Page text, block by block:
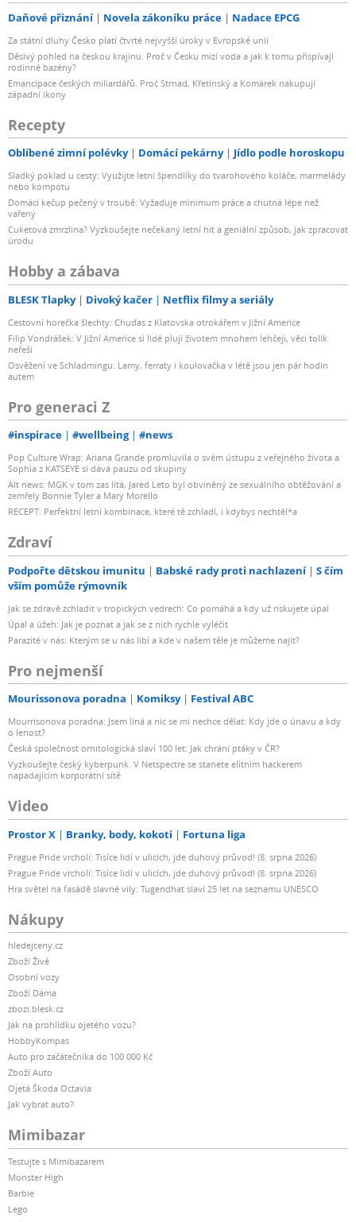
Daňové přiznání Novela zákoníku práce Nadace EPCG
Za státní dluhy Česko platí čtvrté nejvyšší úroky v Evropské unii
Děsivý pohled na českou krajinu. Proč v Česku mizí voda a jak k tomu přispívají
rodinné bazény?
Emancipace českých miliardářů. Proč Strnad, Křetínský a Komárek nakupují
západní ikony
Recepty
Oblíbené zimní polévky Domácí pekárny Jídlo podle horoskopu
Sladký poklad u cesty: Využijte letní špendlíky do tvarohového koláče, marmelády
nebo kompotu
Domácí kečup pečený v troubě: Vyžaduje minimum práce a chutná lépe než
vařený
Cuketová zmrzlina? Vyzkoušejte nečekaný letní hit a geniální způsob, jak zpracovat
úrodu
Hobby a zábava
BLESK Tlapky Divoký kačer Netflix filmy a seriály
Cestovní horečka šlechty: Chuďas z Klatovska otrokářem v Jižní Americe
Filip Vondrášek: V Jižní Americe si lidé plují životem mnohem lehčeji, věci tolik
neřeší
Osvěžení ve Schladmingu: Lamy, ferraty i koulovačka v létě jsou jen pár hodin
autem
Pro generaci Z
#inspirace #wellbeing #news
Pop Culture Wrap: Ariana Grande promluvila o svém ústupu z veřejného života a
Sophia z KATSEYE si dává pauzu od skupiny
Alt news: MGK v tom zas lítá, Jared Leto byl obviněný ze sexuálního obtěžování a
zemřely Bonnie Tyler a Mary Morello
RECEPT: Perfektní letní kombinace, které tě zchladí, i kdybys nechtěl*a
Zdraví
Podpořte dětskou imunitu Babské rady proti nachlazení
S čím
vším pomůže rýmovník
Jak se zdravě zchladit v tropických vedrech: Co pomáhá a kdy už riskujete úpal
Úpal a úžeh: Jak je poznat a jak se z nich rychle vyléčit
Parazité v nás: Kterým se u nás líbí a kde v našem těle je můžeme najít?
Pro nejmenší
Mourissonova poradna Komiksy Festival ABC
Mourrisonova poradna: Jsem líná a nic se mi nechce dělat: Kdy jde o únavu a kdy
o lenost?
Česká společnost ornitologická slaví 100 let: Jak chrání ptáky v ČR?
Vyzkoušejte český kyberpunk. V Netspectre se stanete elitním hackerem
napadajícím korporátní sítě
Video
Prostor X Branky, body, kokoti Fortuna liga
Prague Pride vrcholí: Tisíce lidí v ulicích, jde duhový průvod! (8. srpna 2026)
Prague Pride vrcholí: Tisíce lidí v ulicích, jde duhový průvod! (8. srpna 2026)
Hra světel na fasádě slavné vily: Tugendhat slaví 25 let na seznamu UNESCO
Nákupy
hledejceny.cz
Zboží Živě
Osobní vozy
Zboží Dáma
zbozi.blesk.cz
Jak na prohlídku ojetého vozu?
HobbyKompas
Auto pro začátečníka do 100 000 Kč
Zboží Auto
Ojetá Škoda Octavia
Jak vybrat auto?
Mimibazar
Testujte s Mimibazarem
Monster High
Barbie
Lego